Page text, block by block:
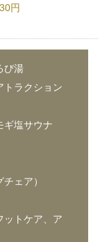
円
び湯
トラクション
ギ塩サウナ
ェア）
ットケア、ア